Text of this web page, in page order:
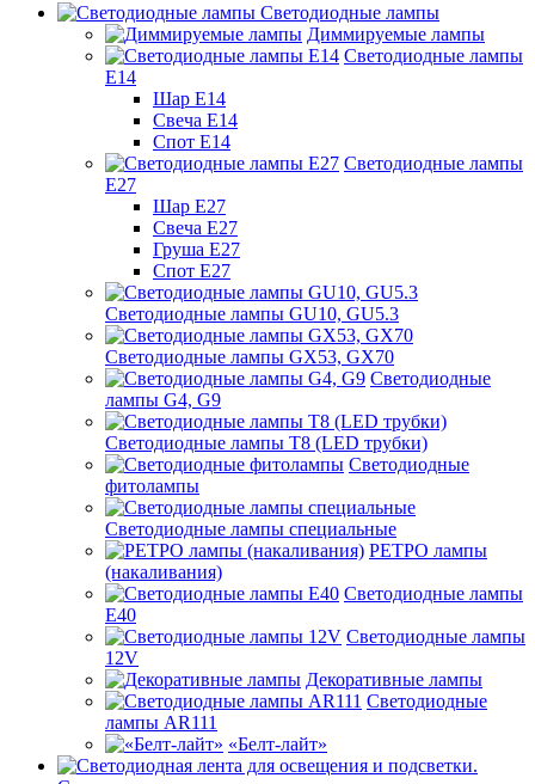
Светодиодные лампы
Диммируемые лампы
Светодиодные лампы
Е14
Шар Е14
Свеча Е14
Спот Е14
Светодиодные лампы
Е27
Шар Е27
Свеча Е27
Груша Е27
Спот Е27
Светодиодные лампы GU10, GU5.3
Светодиодные лампы GX53, GX70
Светодиодные
лампы G4, G9
Светодиодные лампы Т8 (LED трубки)
Светодиодные
фитолампы
Светодиодные лампы специальные
РЕТРО лампы
(накаливания)
Светодиодные лампы
E40
Светодиодные лампы
12V
Декоративные лампы
Светодиодные
лампы AR111
«Белт-лайт»